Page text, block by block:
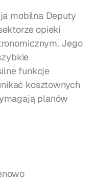
mobilna Deputy
opieki
Jego
funkcje
kosztownych
planów